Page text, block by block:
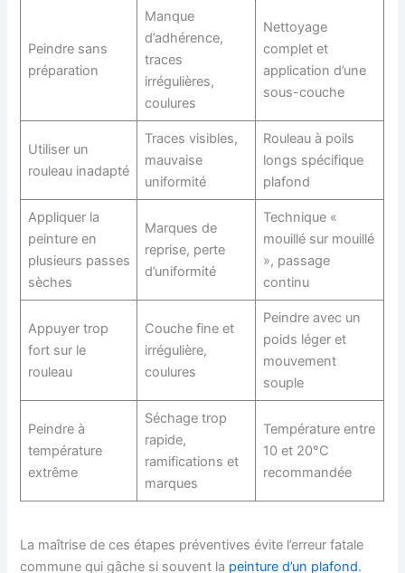
Peindre sans
préparation
Manque
d’adhérence,
traces
irrégulières,
coulures
Nettoyage
complet et
application d’une
sous-couche
Utiliser un
rouleau inadapté
Traces visibles,
mauvaise
uniformité
Rouleau à poils
longs spécifique
plafond
Appliquer la
peinture en
plusieurs passes
sèches
Marques de
reprise, perte
d’uniformité
Technique «
mouillé sur mouillé
», passage
continu
Appuyer trop
fort sur le
rouleau
Couche fine et
irrégulière,
coulures
Peindre avec un
poids léger et
mouvement
souple
Peindre à
température
extrême
Séchage trop
rapide,
ramifications et
marques
Température entre
10 et 20°C
recommandée
La maîtrise de ces étapes préventives évite l’erreur fatale
commune qui gâche si souvent la peinture d’un plafond.